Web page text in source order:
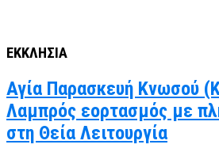
ΕΚΚΛΗΣΙΑ
Αγία Παρασκευή Κνωσού
Λαμπρός εορτασμός με
στη Θεία Λειτουργία